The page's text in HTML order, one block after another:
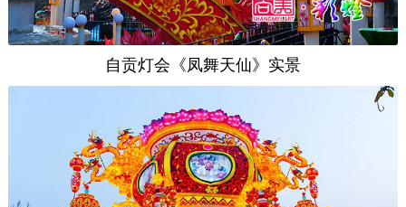
自贡灯会《凤舞天仙》实景